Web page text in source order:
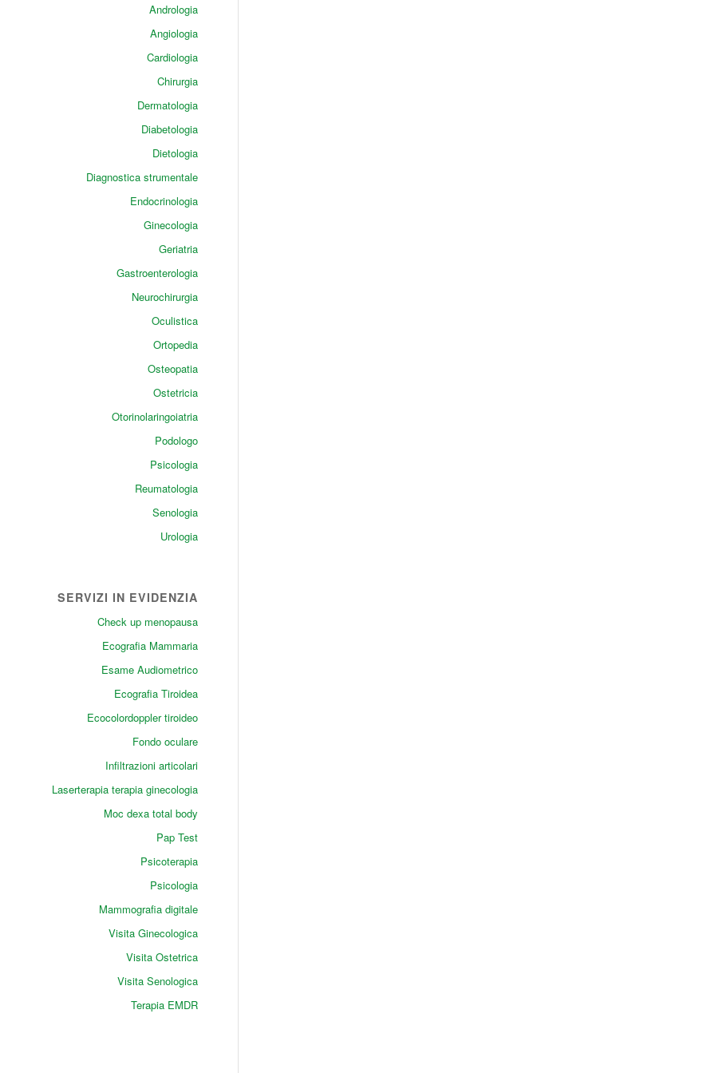
Andrologia
Angiologia
Cardiologia
Chirurgia
Dermatologia
Diabetologia
Dietologia
Diagnostica strumentale
Endocrinologia
Ginecologia
Geriatria
Gastroenterologia
Neurochirurgia
Oculistica
Ortopedia
Osteopatia
Ostetricia
Otorinolaringoiatria
Podologo
Psicologia
Reumatologia
Senologia
Urologia
SERVIZI IN EVIDENZIA
Check up menopausa
Ecografia Mammaria
Esame Audiometrico
Ecografia Tiroidea
Ecocolordoppler tiroideo
Fondo oculare
Infiltrazioni articolari
Laserterapia terapia ginecologia
Moc dexa total body
Pap Test
Psicoterapia
Psicologia
Mammografia digitale
Visita Ginecologica
Visita Ostetrica
Visita Senologica
Terapia EMDR